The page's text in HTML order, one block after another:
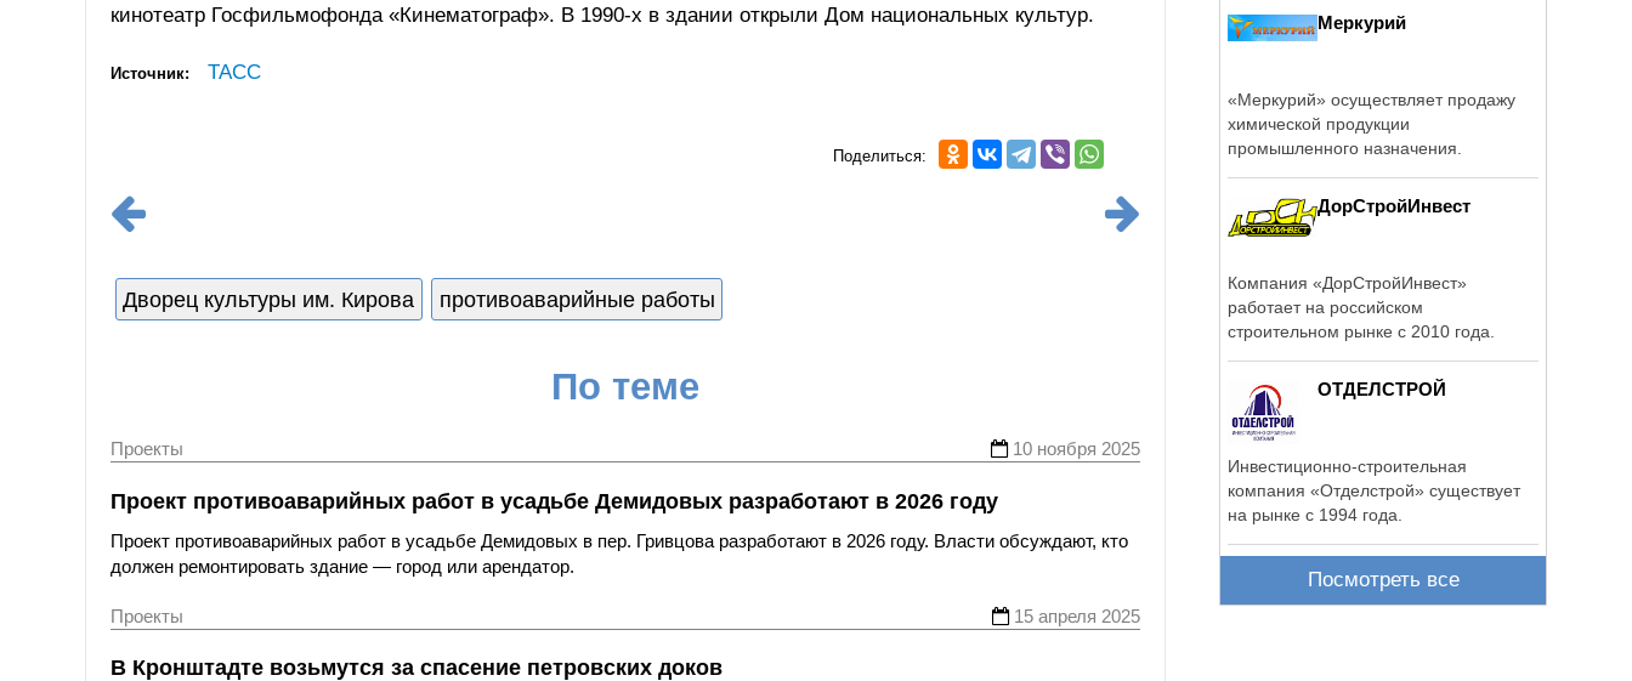
кинотеатр Госфильмофонда «Кинематограф». В 1990-х в здании открыли Дом национальных культур.
Источник: ТАСС
Поделиться:
Дворец культуры им. Кирова противоаварийные работы
По теме
Проекты 10 ноября 2025
Проект противоаварийных работ в усадьбе Демидовых разработают в 2026 году
Проект противоаварийных работ в усадьбе Демидовых в пер. Гривцова разработают в 2026 году. Власти обсуждают, кто
должен ремонтировать здание — город или арендатор.
Проекты 15 апреля 2025
В Кронштадте возьмутся за спасение петровских доков
Меркурий
«Меркурий» осуществляет продажу
химической продукции
промышленного назначения.
ДорСтройИнвест
Компания «ДорСтройИнвест»
работает на российском
строительном рынке с 2010 года.
ОТДЕЛСТРОЙ
Инвестиционно-строительная
компания «Отделстрой» существует
на рынке с 1994 года.
Посмотреть все